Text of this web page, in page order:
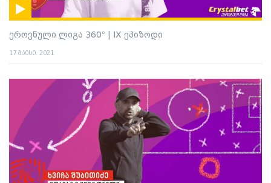
ეროვნული ლიგა 360° | IX ეპიზოდი
17 მაისი. 2021